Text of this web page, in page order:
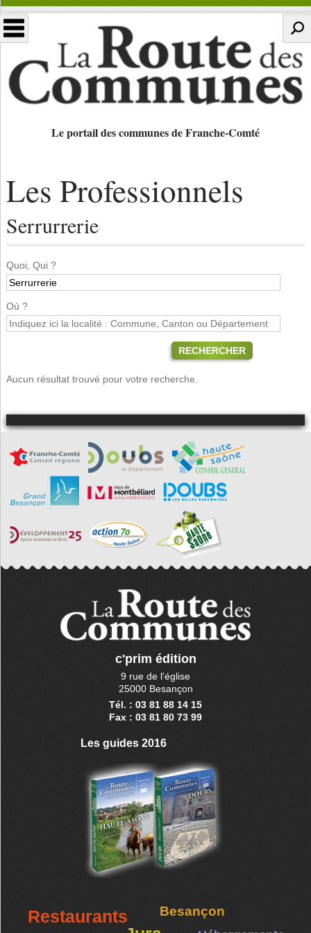
Le portail des communes de Franche-Comté
Les Professionnels
Serrurrerie
Quoi, Qui ?
Où ?
RECHERCHER
Aucun résultat trouvé pour votre recherche.
c'prim édition
9 rue de l'église
25000 Besançon
Tél. : 03 81 88 14 15
Fax : 03 81 80 73 99
Les guides 2016
Restaurants Besançon